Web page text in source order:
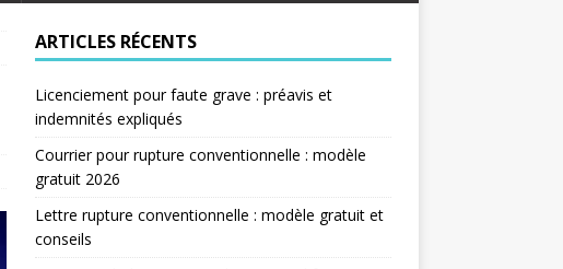
ARTICLES RÉCENTS
Licenciement pour faute grave : préavis et
indemnités expliqués
Courrier pour rupture conventionnelle : modèle
gratuit 2026
Lettre rupture conventionnelle : modèle gratuit et
conseils